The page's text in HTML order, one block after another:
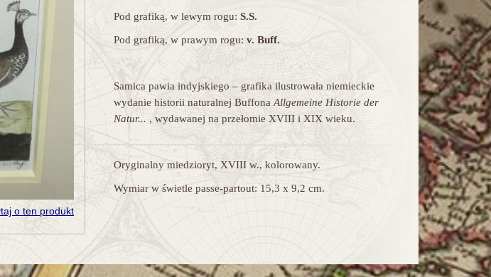
o ten produkt
Pod grafiką, w lewym rogu: S.S.
Pod grafiką, w prawym rogu:v. Buff.
Samica pawia indyjskiego – grafika ilustrowała niemieckie
wydanie historii naturalnej BuffonaAllgemeine Historie der
Natur... , wydawanej na przełomie XVIII i XIX wieku.
Oryginalny miedzioryt, XVIII w., kolorowany.
Wymiar w świetle passe-partout: 15,3 x 9,2 cm.